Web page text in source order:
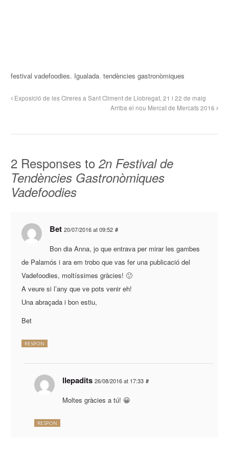
festival vadefoodies. Igualada,tendències gastronòmiques
Exposició de les Cireres a Sant Climent de Llobregat, 21 i 22 de maig
Arriba el nou Mercat de Mercats 2016
2 Responses to2n Festival de
Tendències Gastronòmiques
Vadefoodies
Bet 20/07/2016 at 09:52 #
Bon dia Anna, jo que entrava per mirar les gambes
de Palamós i ara em trobo que vas fer una publicació del
Vadefoodies, moltíssimes gràcies! 🙂
A veure si l’any que ve pots venir eh!
Una abraçada i bon estiu,
Bet
RESPON
llepadits 26/08/2016 at 17:33 #
Moltes gràcies a tú! 😀
RESPON